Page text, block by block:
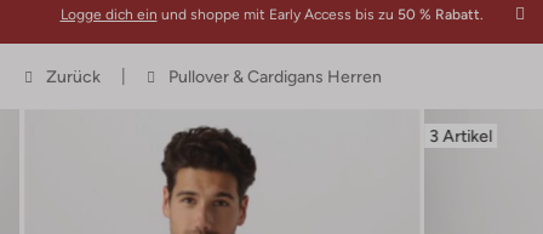
Logge dich ein und shoppe mit Early Access bis zu 50 % Rabatt.
Zurück Pullover & Cardigans Herren
3 Artikel